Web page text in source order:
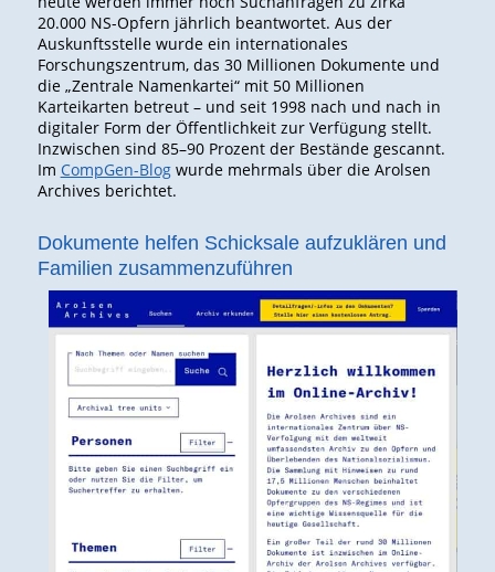
20.000 NS-Opfern jährlich beantwortet. Aus der
Auskunftsstelle wurde ein internationales
Forschungszentrum, das 30 Millionen Dokumente und
die „Zentrale Namenkartei“ mit 50 Millionen
Karteikarten betreut – und seit 1998 nach und nach in
digitaler Form der Öffentlichkeit zur Verfügung stellt.
Inzwischen sind 85–90 Prozent der Bestände gescannt.
Im CompGen-Blogwurde mehrmals über die Arolsen
Archives berichtet.
Dokumente helfen Schicksale aufzuklären und
Familien zusammenzuführen